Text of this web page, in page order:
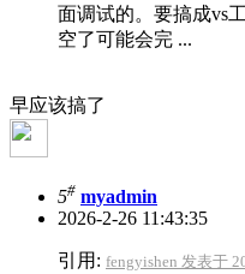
面调试的。要搞成vs
空了可能会完 ...
早应该搞了
5# myadmin
2026-2-26 11:43:35
引用: fengyishen 发表于